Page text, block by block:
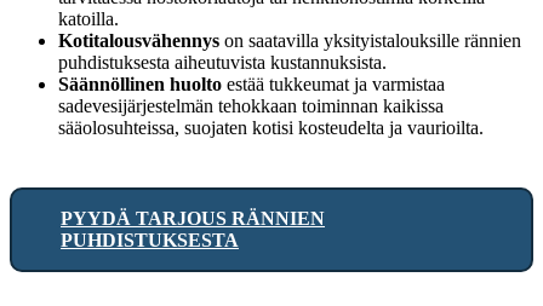
katoilla.
Kotitalousvähennys on saatavilla yksityistalouksille rännien
puhdistuksesta aiheutuvista kustannuksista.
Säännöllinen huolto estää tukkeumat ja varmistaa
sadevesijärjestelmän tehokkaan toiminnan kaikissa
sääolosuhteissa, suojaten kotisi kosteudelta ja vaurioilta.
PYYDÄ TARJOUS RÄNNIEN
PUHDISTUKSESTA